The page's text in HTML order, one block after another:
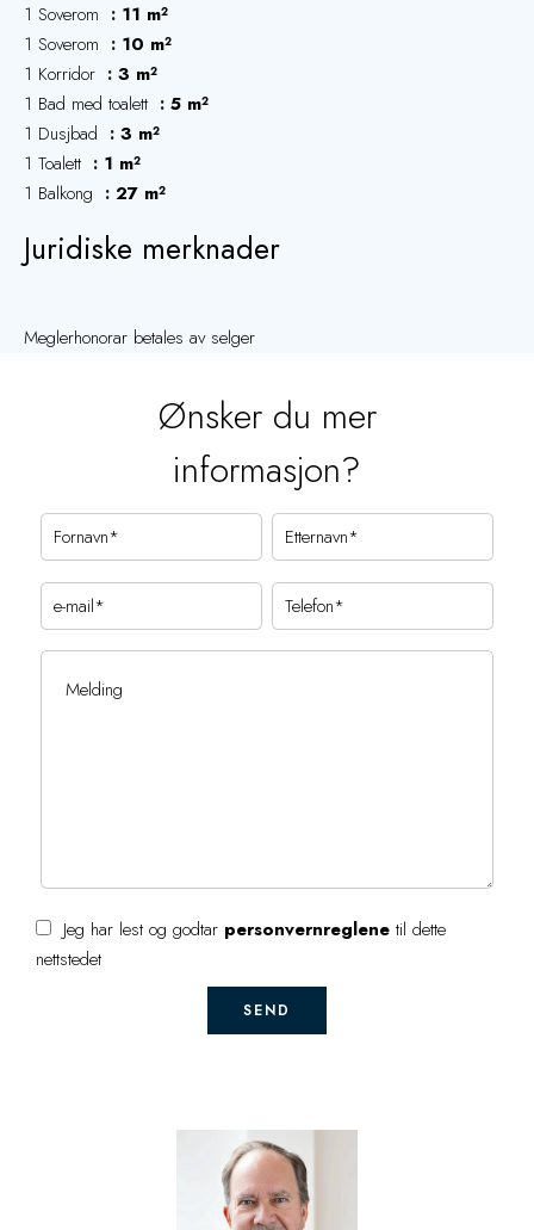
1 Soverom
11 m²
1 Soverom
10 m²
1 Korridor
3 m²
1 Bad med toalett
5 m²
1 Dusjbad
3 m²
1 Toalett
1 m²
1 Balkong
27 m²
Juridiske merknader
Meglerhonorar betales av selger
Ønsker du mer
informasjon?
Jeg har lest og godtar personvernreglene til dette
nettstedet
SEND